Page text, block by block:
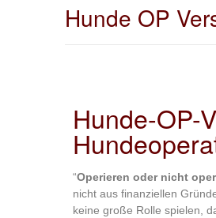
Hunde OP
Hunde-OP-
“Operieren oder nicht
nicht aus finanziellen
keine große Rolle spielen,